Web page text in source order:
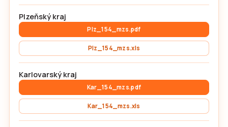
Plzeňský kraj
Plz_154_mzs.pdf
Plz_154_mzs.xls
Karlovarský kraj
Kar_154_mzs.pdf
Kar_154_mzs.xls